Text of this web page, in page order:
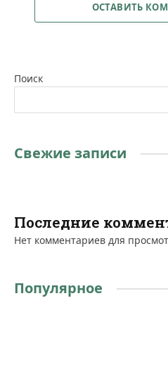
ОСТАВИТЬ
Поиск
Свежие записи
Последние
Нет комментариев для
Популярное